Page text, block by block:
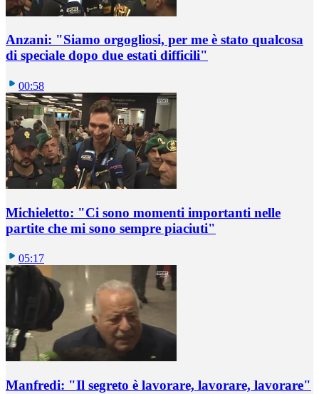
Anzani: "Siamo orgogliosi, per me è stato qualcosa
di speciale dopo due estati difficili"
00:58
Michieletto: "Ci sono momenti importanti nelle
partite che mi sono sempre piaciuti"
05:17
Manfredi: "Il segreto è lavorare, lavorare, lavorare"